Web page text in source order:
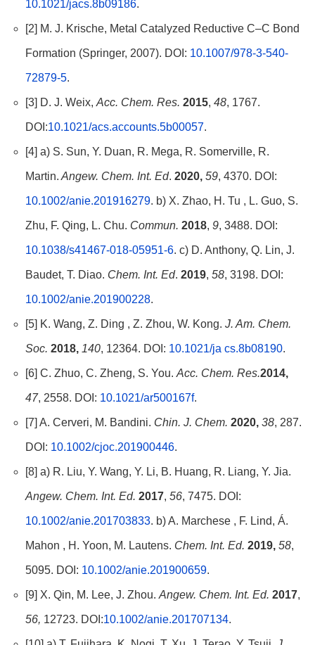
10.1021/jacs.8b09186.
[2] M. J. Krische, Metal Catalyzed Reductive C–C Bond
Formation (Springer, 2007). DOI: 10.1007/978-3-540-
72879-5.
[3] D. J. Weix, Acc. Chem. Res. 2015, 48, 1767.
DOI:10.1021/acs.accounts.5b00057.
[4] a) S. Sun, Y. Duan, R. Mega, R. Somerville, R.
Martin. Angew. Chem. Int. Ed. 2020, 59, 4370. DOI:
10.1002/anie.201916279. b) X. Zhao, H. Tu , L. Guo, S.
Zhu, F. Qing, L. Chu. Commun. 2018, 9, 3488. DOI:
10.1038/s41467-018-05951-6. c) D. Anthony, Q. Lin, J.
Baudet, T. Diao. Chem. Int. Ed. 2019, 58, 3198. DOI:
10.1002/anie.201900228.
[5] K. Wang, Z. Ding , Z. Zhou, W. Kong. J. Am. Chem.
Soc. 2018, 140, 12364. DOI: 10.1021/ja cs.8b08190.
[6] C. Zhuo, C. Zheng, S. You. Acc. Chem. Res.2014,
47, 2558. DOI: 10.1021/ar500167f.
[7] A. Cerveri, M. Bandini. Chin. J. Chem. 2020, 38, 287.
DOI: 10.1002/cjoc.201900446.
[8] a) R. Liu, Y. Wang, Y. Li, B. Huang, R. Liang, Y. Jia.
Angew. Chem. Int. Ed. 2017, 56, 7475. DOI:
10.1002/anie.201703833. b) A. Marchese , F. Lind, Á.
Mahon , H. Yoon, M. Lautens. Chem. Int. Ed. 2019, 58,
5095. DOI: 10.1002/anie.201900659.
[9] X. Qin, M. Lee, J. Zhou. Angew. Chem. Int. Ed. 2017,
56, 12723. DOI:10.1002/anie.201707134.